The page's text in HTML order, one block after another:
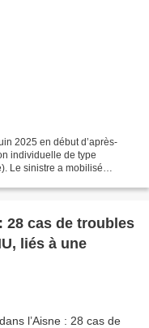
2025 en début d’après-
individuelle de type
Le sinistre a mobilisé
28 cas de troubles
liés à une